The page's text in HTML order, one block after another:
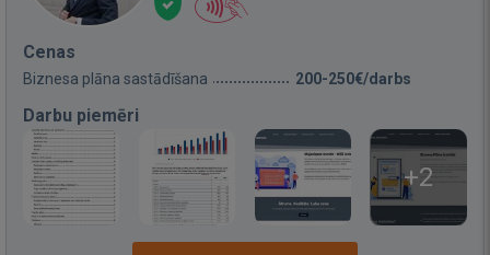
Cenas
Biznesa plāna sastādīšana 200-250€/darbs
Darbu piemēri
+2